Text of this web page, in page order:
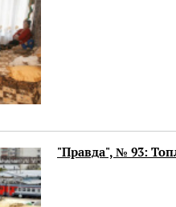
"Правда", № 93: